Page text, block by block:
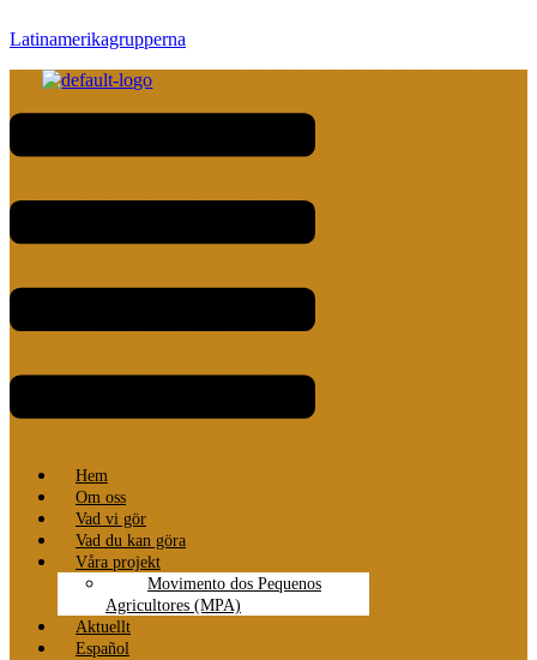
Latinamerikagrupperna
Hem
Om oss
Vad vi gör
Vad du kan göra
Våra projekt
Movimento dos Pequenos
Agricultores (MPA)
Aktuellt
Español